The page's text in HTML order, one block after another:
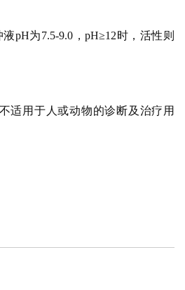
pH为7.5-9.0，pH≥12时，活性则
适用于人或动物的诊断及治疗用